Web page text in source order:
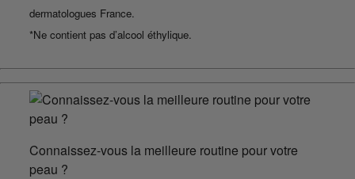
dermatologues France.
*Ne contient pas d’alcool éthylique.
Connaissez-vous la meilleure routine pour votre
peau ?